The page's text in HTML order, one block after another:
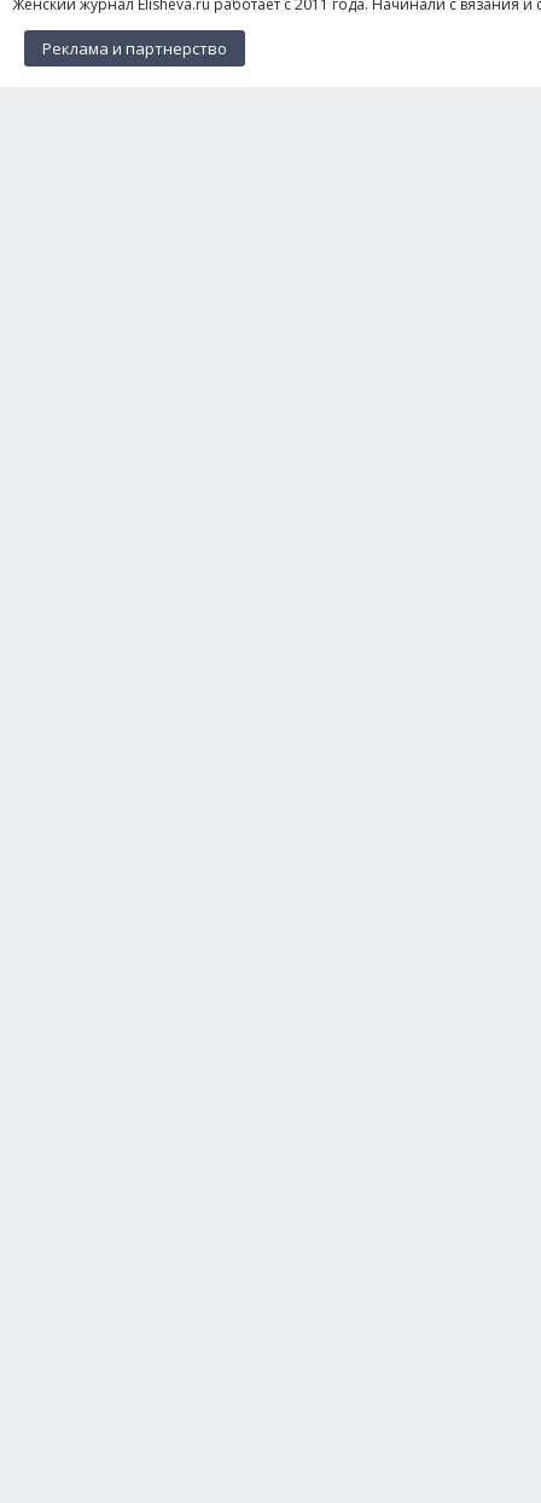
Женский журнал Elisheva.ru работает с 2011 года. Начинали с вязания
Реклама и партнерство